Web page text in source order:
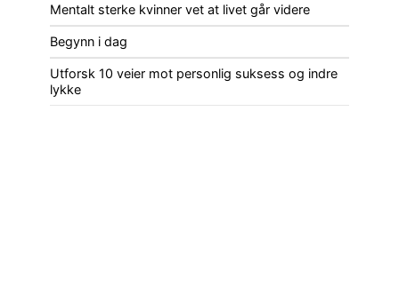
Mentalt sterke kvinner vet at livet går videre
Begynn i dag
Utforsk 10 veier mot personlig suksess og indre
lykke